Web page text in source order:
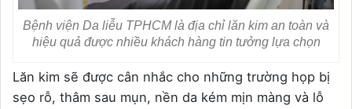
Bệnh viện Da liễu TPHCM là địa chỉ lăn kim an toàn và
hiệu quả được nhiều khách hàng tin tưởng lựa chọn
Lăn kim sẽ được cân nhắc cho những trường họp bị
sẹo rỗ, thâm sau mụn, nền da kém mịn màng và lỗ